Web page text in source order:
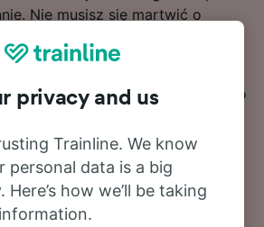
Nie musisz się martwić o
dostępne są bezpośrednie
na przejazd na trasie Vicchio
z wyprzedzeniem zamiast
aby załapać się na
biletów na przejazd na trasie
Lorenzo można znaleźć za
do planowania podróży.
privacy and us
Trainline. We know
personal data is a big
how we’ll be taking